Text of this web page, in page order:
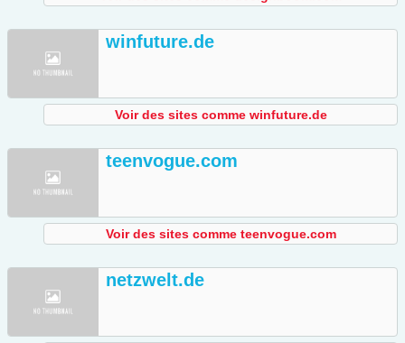
winfuture.de
Voir des sites comme winfuture.de
teenvogue.com
Voir des sites comme teenvogue.com
netzwelt.de